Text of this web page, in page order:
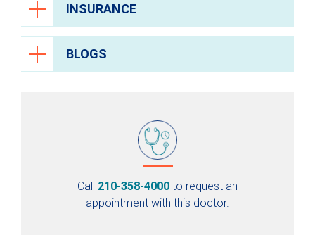
INSURANCE
BLOGS
Call 210-358-4000 to request an
appointment with this doctor.